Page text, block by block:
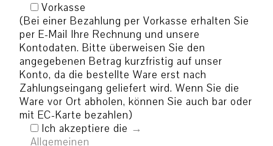
Vorkasse
(Bei einer Bezahlung per Vorkasse erhalten Sie
per E-Mail Ihre Rechnung und unsere
Kontodaten. Bitte überweisen Sie den
angegebenen Betrag kurzfristig auf unser
Konto, da die bestellte Ware erst nach
Zahlungseingang geliefert wird. Wenn Sie die
Ware vor Ort abholen, können Sie auch bar oder
mit EC-Karte bezahlen)
Ich akzeptiere die
Allgemeinen